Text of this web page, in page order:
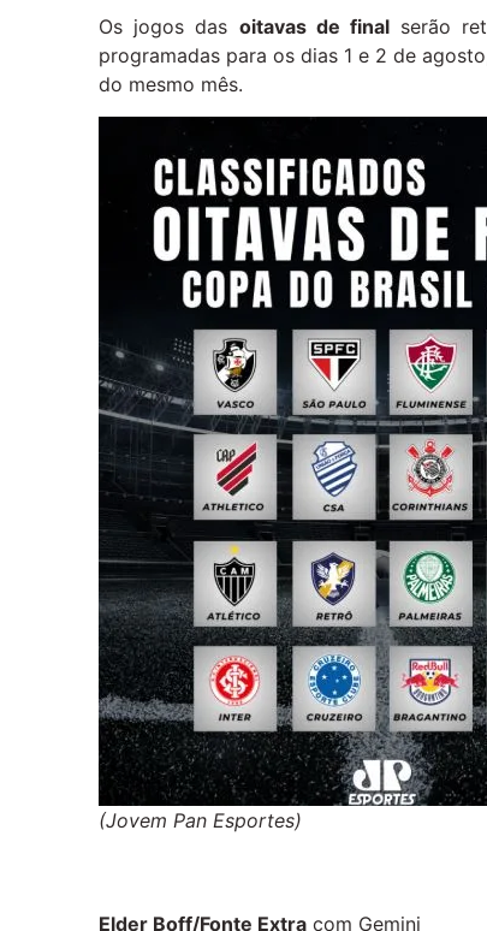
Os jogos das oitavas de final serão
programadas para os dias 1 e 2 de
do mesmo mês.
(Jovem Pan Esportes)
Elder Boff/Fonte Extra com Gemini